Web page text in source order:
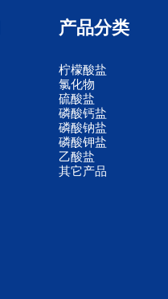
产品分类
柠檬酸盐
氯化物
硫酸盐
磷酸钙盐
磷酸钠盐
磷酸钾盐
乙酸盐
其它产品